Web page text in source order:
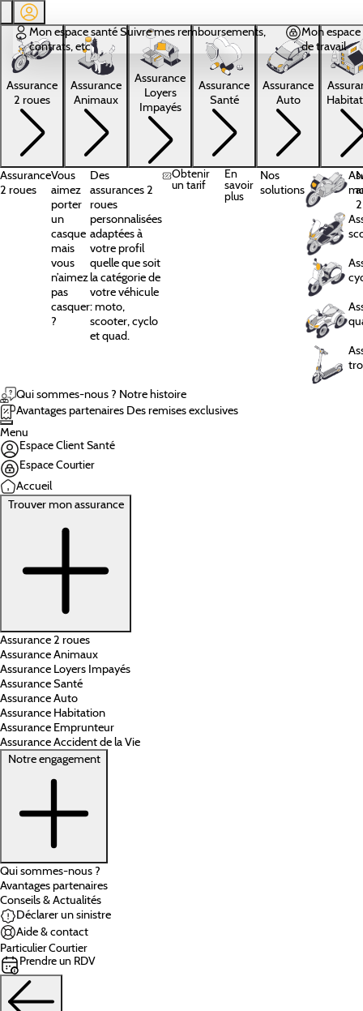
Aller au contenu principal
Mon espace santéSuivre mes remboursements,
contrats, etc
Mon
de travail
Assurance
2 roues
Assurance
Animaux
Assurance
Loyers
Impayés
Assurance
Santé
Assurance
Auto
Assurance
2 roues
Vous
aimez
porter
un
casque
mais
vous
n’aimez
pas
casquer
?
Des
assurances 2
roues
personnalisées
adaptées à
votre profil
quelle que soit
la catégorie de
votre véhicule
: moto,
scooter, cyclo
et quad.
Obtenir
un tarif
En
savoir
plus
Nos
solutions
Qui sommes-nous ? Notre histoire
Avantages partenaires Des remises exclusives
Menu
Espace Client Santé
Espace Courtier
Accueil
Trouver mon assurance
Assurance 2 roues
Assurance Animaux
Assurance Loyers Impayés
Assurance Santé
Assurance Auto
Assurance Habitation
Assurance Emprunteur
Assurance Accident de la Vie
Notre engagement
Qui sommes-nous ?
Avantages partenaires
Conseils & Actualités
Déclarer un sinistre
Aide & contact
ParticulierCourtier
Prendre un RDV